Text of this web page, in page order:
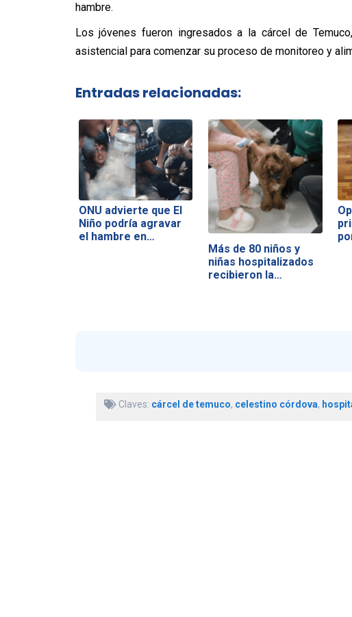
hambre.
Los jóvenes fueron ingresados a la cárcel de
asistencial para comenzar su proceso de monitoreo y
Entradas relacionadas:
ONU advierte que El
Niño podría agravar
el hambre en…
Más de 80 niños y
niñas hospitalizados
recibieron la…
Claves: cárcel de temuco, celestino córdova,